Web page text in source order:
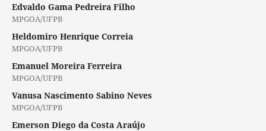
Edvaldo Gama Pedreira Filho
MPGOA/UFPB
Heldomiro Henrique Correia
MPGOA/UFPB
Emanuel Moreira Ferreira
MPGOA/UFPB
Vanusa Nascimento Sabino Neves
MPGOA/UFPB
Emerson Diego da Costa Araújo